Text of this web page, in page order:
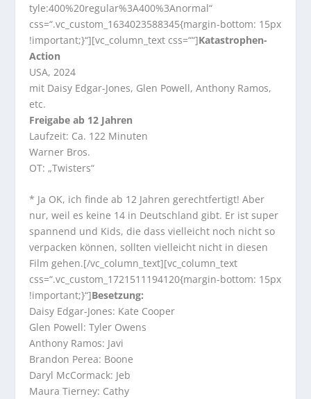
tyle:400%20regular%3A400%3Anormal“
css=“.vc_custom_1634023588345{margin-bottom: 15px
!important;}“][vc_column_text css=““]Katastrophen-
Action
USA, 2024
mit Daisy Edgar-Jones, Glen Powell, Anthony Ramos,
etc.
Freigabe ab 12 Jahren
Laufzeit: Ca. 122 Minuten
Warner Bros.
OT: „Twisters“
* Ja OK, ich finde ab 12 Jahren gerechtfertigt! Aber
nur, weil es keine 14 in Deutschland gibt. Er ist super
spannend und Kids, die dass vielleicht noch nicht so
verpacken können, sollten vielleicht nicht in diesen
Film gehen.[/vc_column_text][vc_column_text
css=“.vc_custom_1721511194120{margin-bottom: 15px
!important;}“]Besetzung:
Daisy Edgar-Jones: Kate Cooper
Glen Powell: Tyler Owens
Anthony Ramos: Javi
Brandon Perea: Boone
Daryl McCormack: Jeb
Maura Tierney: Cathy